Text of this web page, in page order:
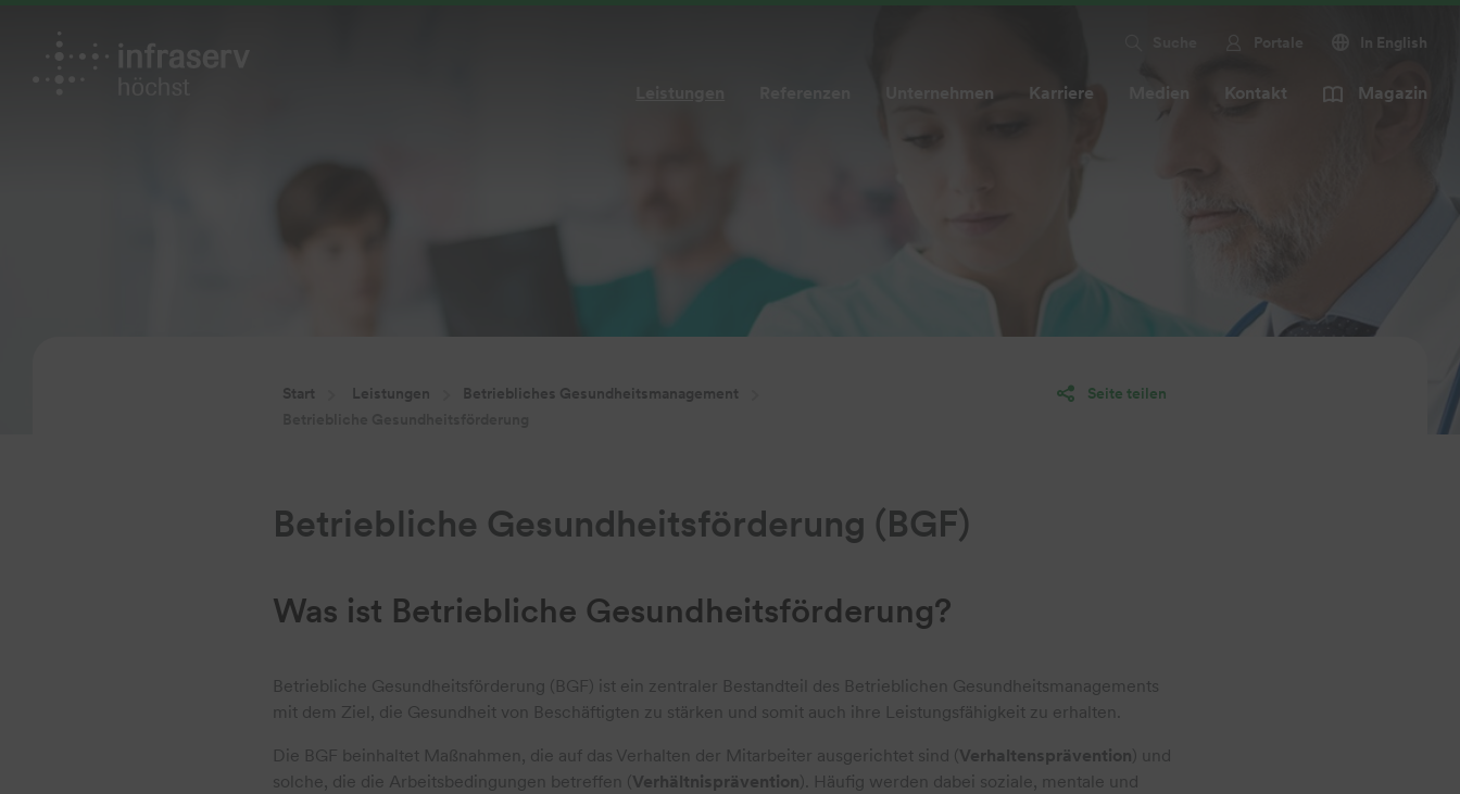
Portale In English
Unternehmen Karriere Medien Kontakt Magazin
Start Leistungen
Betriebliches Gesundheitsmanagement
Seite teilen
Betriebliche Gesundheitsförderung (BGF)
Was ist Betriebliche Gesundheitsförderung?
Betriebliche Gesundheitsförderung (BGF) ist ein zentraler Bestandteil des Betrieblichen Gesundheitsmanagements
mit dem Ziel, die Gesundheit von Beschäftigten zu stärken und somit auch ihre Leistungsfähigkeit zu erhalten.
Die BGF beinhaltet Maßnahmen, die auf das Verhalten der Mitarbeiter ausgerichtet sind (Verhaltensprävention ) und
solche, die die Arbeitsbedingungen betreffen (Verhältnisprävention ). Häufig werden dabei soziale, mentale und